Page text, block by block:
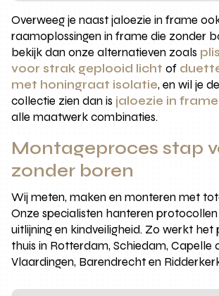
Overweeg je naast jaloezie in frame
raamoplossingen in frame die zonder
bekijk dan onze alternatieven zoals
voor strak geplooid licht of
met honingraat isolatie, en wil je
collectie zien dan is jaloezie in frame
alle maatwerk combinaties.
Montageproces stap
zonder boren
Wij meten, maken en monteren met
Onze specialisten hanteren
uitlijning en kindveiligheid. Zo werkt het
thuis in Rotterdam, Schiedam, Capelle
Vlaardingen, Barendrecht en